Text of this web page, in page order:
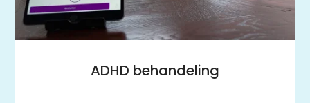
ADHD behandeling